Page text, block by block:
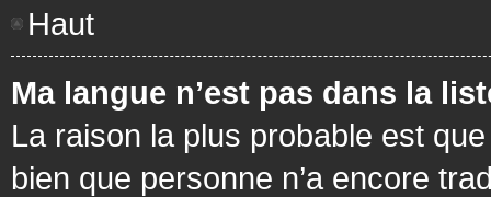
Haut
Ma langue n’est pas dans la
La raison la plus probable est
bien que personne n’a encore